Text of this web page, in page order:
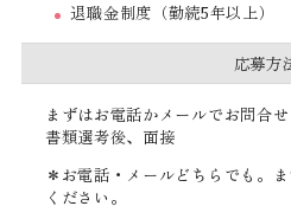
退職金制度（勤続5年以上）
応募方
まずはお電話かメールでお問合せ
書類選考後、面接
＊お電話・メールどちらでも。
ください。